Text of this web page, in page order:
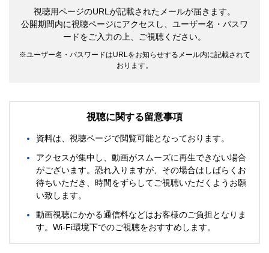
視聴用ページのURLが記載されたメールが届きます。
公開期間内に視聴ページにアクセスし、ユーザー名・パスワ
ードをご入力の上、ご視聴ください。
ユーザー名・パスワードはURLをお知らせするメール内に記載されて
おります。
視聴に関する留意事項
資料は、視聴ページで閲覧可能となっております。
アクセスが集中し、動画がスムーズに再生できない場合
がございます。恐れ入りますが、その場合はしばらくお
待ちいただき、時間をずらしてご視聴いただくようお願
い致します。
動画視聴にかかる通信料などはお客様のご負担となりま
す。Wi-Fi環境下でのご視聴をおすすめします。